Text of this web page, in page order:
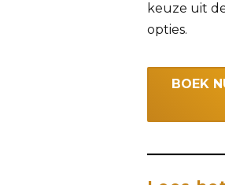
keuze uit
opties.
BOEK